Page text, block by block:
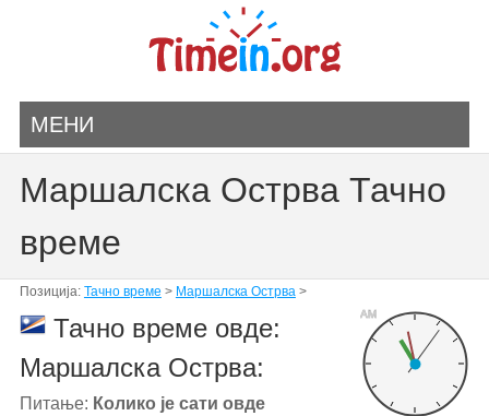
МЕНИ
Маршалска Острва Тачно
време
Позиција: Тачно време > Маршалска Острва>
AM
Тачно време овде:
Маршалска Острва:
Питање: Колико је сати овде